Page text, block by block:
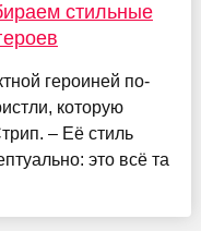
стильные
героиней по-
которую
– Её стиль
это всё та